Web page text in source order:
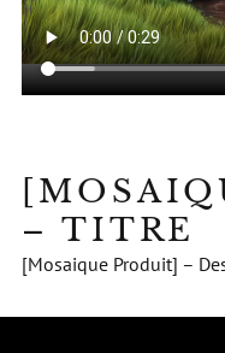
– TITRE
[Mosaique Produit] –